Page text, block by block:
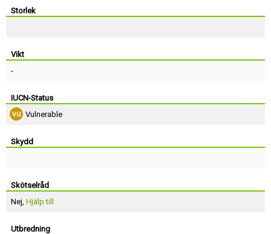
Storlek
Vikt
-
IUCN-Status
Vulnerable
Skydd
Skötselråd
Nej, Hjälp till
Utbredning